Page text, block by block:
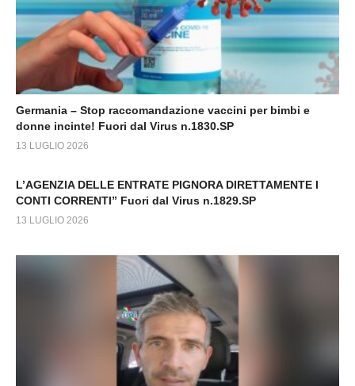
Germania – Stop raccomandazione vaccini per bimbi e
donne incinte! Fuori dal Virus n.1830.SP
13 LUGLIO 2026
L’AGENZIA DELLE ENTRATE PIGNORA DIRETTAMENTE I
CONTI CORRENTI” Fuori dal Virus n.1829.SP
13 LUGLIO 2026